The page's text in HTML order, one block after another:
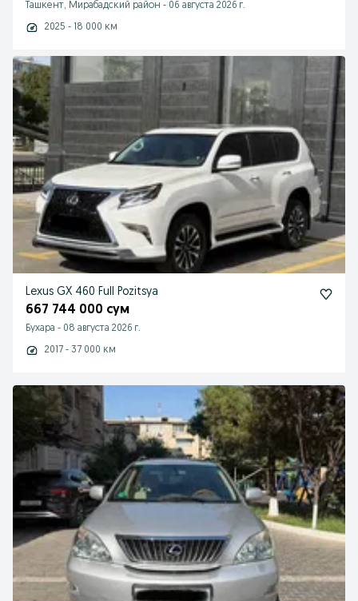
Ташкент, Мирабадский район - 06 августа 2026 г.
2025 - 18 000 км
Lexus GX 460 Full Pozitsya
667 744 000 сум
Бухара - 08 августа 2026 г.
2017 - 37 000 км